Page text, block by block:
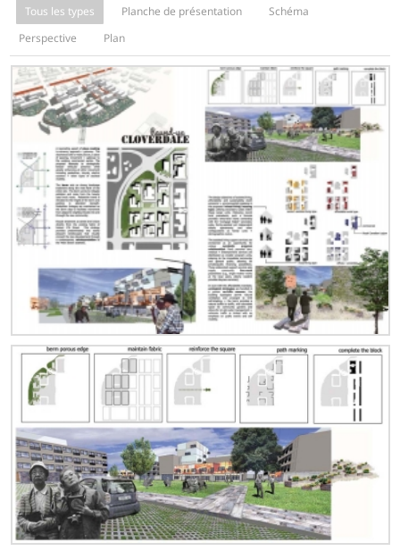
Tous les types Planche de présentation
Schéma
Perspective
Plan